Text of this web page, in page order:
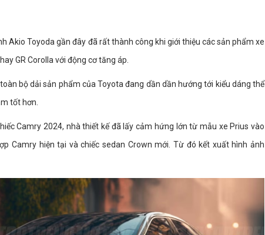
Akio Toyoda gần đây đã rất thành công khi giới thiệu các sản phẩm xe
GR Corolla với động cơ tăng áp.
bộ dải sản phẩm của Toyota đang dần dần hướng tới kiểu dáng thể
tốt hơn.
Camry 2024, nhà thiết kế đã lấy cảm hứng lớn từ mẫu xe Prius vào
Camry hiện tại và chiếc sedan Crown mới. Từ đó kết xuất hình ảnh